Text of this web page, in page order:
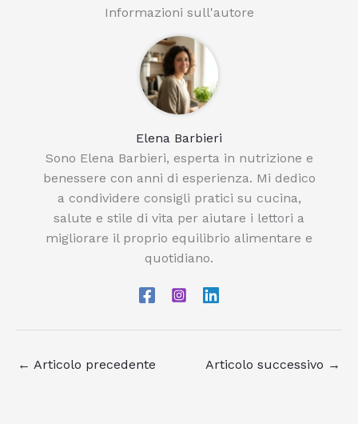
Informazioni sull'autore
Elena Barbieri
Sono Elena Barbieri, esperta in nutrizione e
benessere con anni di esperienza. Mi dedico
a condividere consigli pratici su cucina,
salute e stile di vita per aiutare i lettori a
migliorare il proprio equilibrio alimentare e
quotidiano.
← Articolo precedente Articolo successivo →